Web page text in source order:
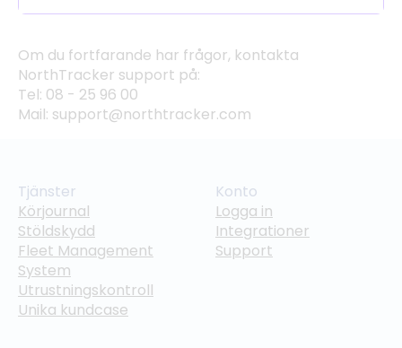
Om du fortfarande har frågor, kontakta
NorthTracker support på:
Tel: 08 - 25 96 00
Mail: support@northtracker.com
Tjänster
Körjournal
Stöldskydd
Fleet Management
System
Utrustningskontroll
Unika kundcase
Konto
Logga in
Integrationer
Support